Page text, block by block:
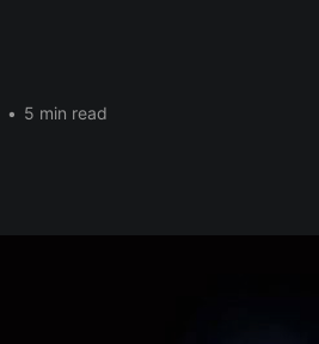
• 5 min read